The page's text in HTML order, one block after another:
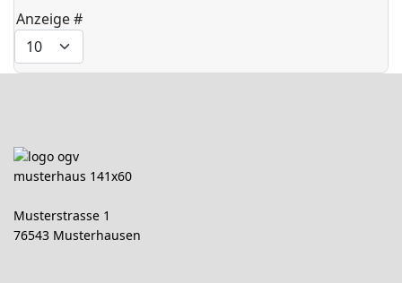
Anzeige #
Musterstrasse 1
76543 Musterhausen